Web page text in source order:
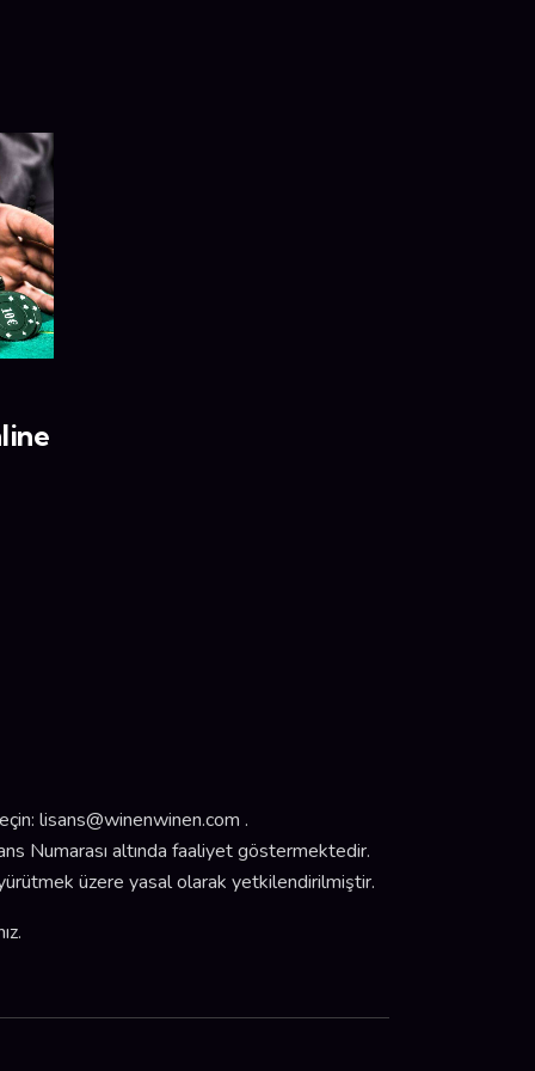
lisans@winenwinen.com .
Numarası altında faaliyet göstermektedir.
üzere yasal olarak yetkilendirilmiştir.